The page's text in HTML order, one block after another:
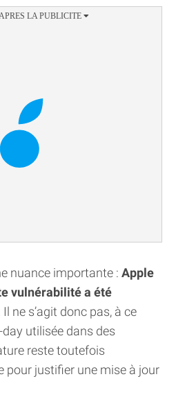
nuance importante : Apple
vulnérabilité a été
Il ne s’agit donc pas, à ce
day utilisée dans des
reste toutefois
pour justifier une mise à jour